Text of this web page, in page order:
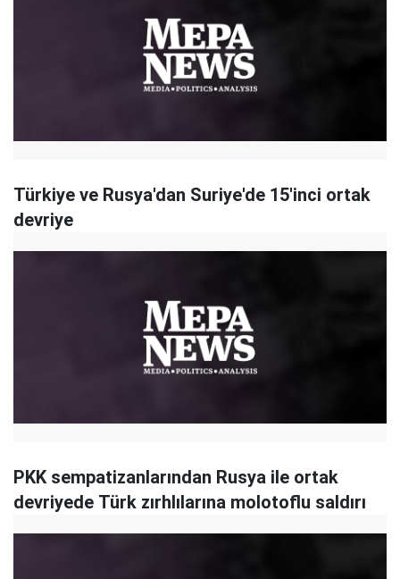
Türkiye ve Rusya'dan Suriye'de 15'inci ortak
devriye
PKK sempatizanlarından Rusya ile ortak
devriyede Türk zırhlılarına molotoflu saldırı